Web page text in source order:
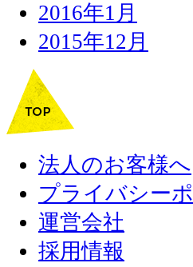
2016年1月
2015年12月
法人のお客様へ
プライバシー
運営会社
採用情報